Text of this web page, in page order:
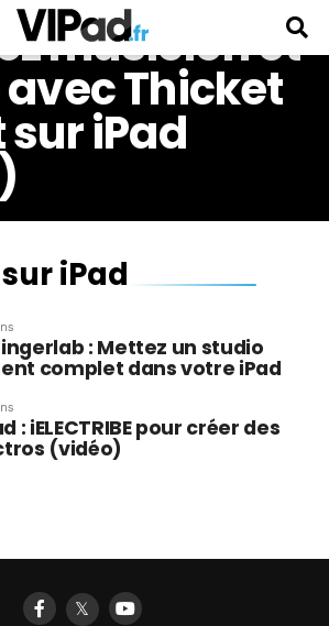
musicien et
Thicket
iPad
iPad
: Mettez un studio
complet dans votre iPad
: iELECTRIBE pour créer des
(vidéo)
𝕏